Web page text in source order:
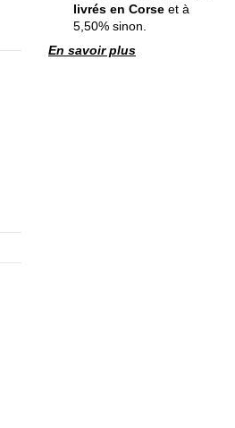
livrés en Corse et à
5,50% sinon.
En savoir plus